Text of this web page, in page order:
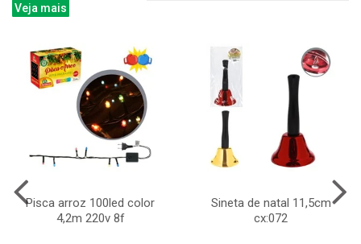
Veja mais
Pisca arroz 100led color
4,2m 220v 8f
Sineta de natal 11,5cm
cx:072